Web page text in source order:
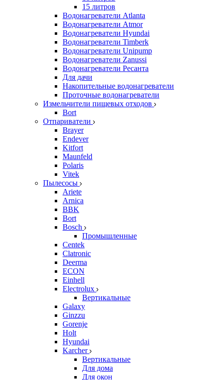
15 литров
Водонагреватели Atlanta
Водонагреватели Atmor
Водонагреватели Hyundai
Водонагреватели Timberk
Водонагреватели Unipump
Водонагреватели Zanussi
Водонагреватели Ресанта
Для дачи
Накопительные водонагреватели
Проточные водонагреватели
Измельчители пищевых отходов
Bort
Отпариватели
Brayer
Endever
Kitfort
Maunfeld
Polaris
Vitek
Пылесосы
Ariete
Arnica
BBK
Bort
Bosch
Промышленные
Centek
Clatronic
Deerma
ECON
Einhell
Electrolux
Вертикальные
Galaxy
Ginzzu
Gorenje
Holt
Hyundai
Karcher
Вертикальные
Для дома
Для окон